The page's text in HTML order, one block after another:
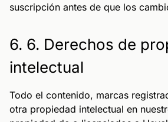
suscripción antes de que los
6. 6. Derechos de
intelectual
Todo el contenido, marcas
otra propiedad intelectual en